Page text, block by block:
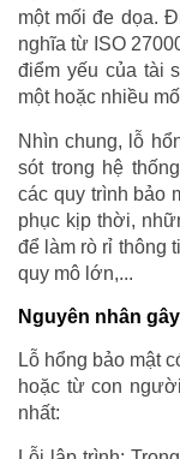
một mối đe dọa.
nghĩa từ ISO
điểm yếu của tài
một hoặc nhiều
Nhìn chung, lỗ
sót trong hệ
các quy trình bảo
phục kịp thời,
để làm rò rỉ thông
quy mô lớn,...
Nguyên nhân
Lỗ hổng bảo mật
hoặc từ con
nhất: